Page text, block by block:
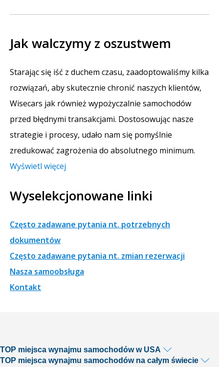
Jak walczymy z oszustwem
Starając się iść z duchem czasu, zaadoptowaliśmy kilka
rozwiązań, aby skutecznie chronić naszych klientów,
Wisecars jak również wypożyczalnie samochodów
przed błędnymi transakcjami. Dostosowując nasze
strategie i procesy, udało nam się pomyślnie
zredukować zagrożenia do absolutnego minimum.
Wyświetl więcej
Wyselekcjonowane linki
Często zadawane pytania nt. potrzebnych
dokumentów
Często zadawane pytania nt. zmian rezerwacji
Nasza samoobsługa
Kontakt
TOP miejsca wynajmu samochodów w USA
TOP miejsca wynajmu samochodów na całym świecie